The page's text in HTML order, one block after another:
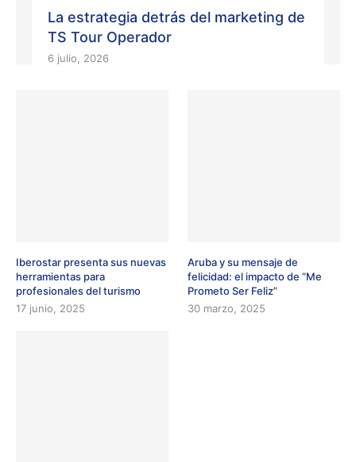
La estrategia detrás del marketing de
TS Tour Operador
6 julio, 2026
Iberostar presenta sus nuevas
herramientas para
profesionales del turismo
17 junio, 2025
Aruba y su mensaje de
felicidad: el impacto de “Me
Prometo Ser Feliz”
30 marzo, 2025